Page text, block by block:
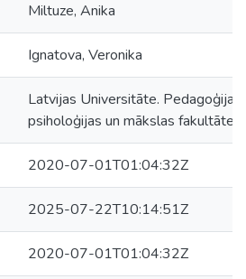
Miltuze, Anika
Ignatova, Veronika
Latvijas Universitāte. Pedagoģijas,
psiholoģijas un mākslas fakultāte
2020-07-01T01:04:32Z
2025-07-22T10:14:51Z
2020-07-01T01:04:32Z